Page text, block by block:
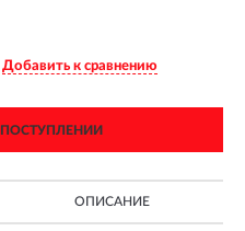
Добавить к сравнению
ОПИСАНИЕ